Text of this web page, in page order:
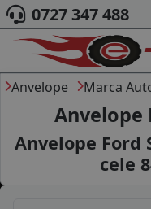
ACASA
0727 347 488
Anvelope Marca
Anvelope
Anvelope Ford
cele